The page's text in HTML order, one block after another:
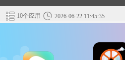
10个应用 2026-06-22 11:45:35